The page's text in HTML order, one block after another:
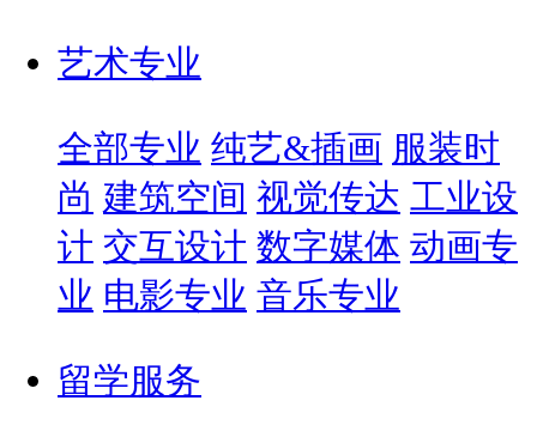
艺术专业
全部专业 纯艺&插画 服装时
尚 建筑空间 视觉传达 工业设
计 交互设计 数字媒体 动画专
业 电影专业 音乐专业
留学服务